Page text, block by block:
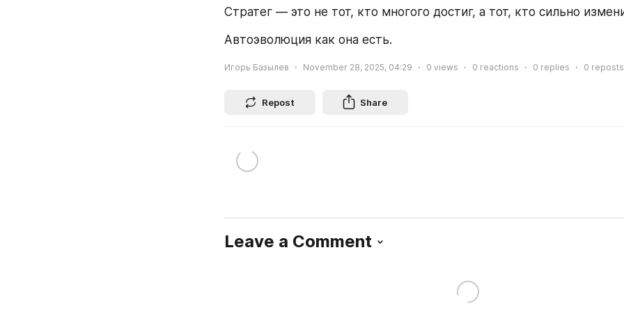
Стратег — это не тот, кто многого достиг, а тот, кто сильно
Автоэволюция как она есть.
Игорь Базылев November 28, 2025, 04:29 0 views 0 reactions 0 replies 0 reposts
Repost Share
Leave a Comment